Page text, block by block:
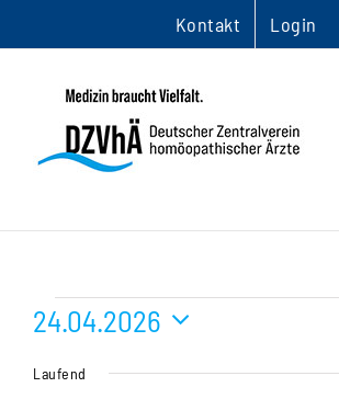
Inhalt
Kontakt Login
Veranstaltungen
für
24.04.2026
wählen.
Laufend